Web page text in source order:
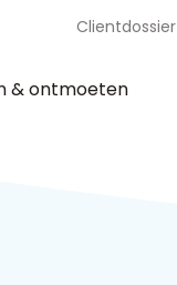
Clientdossier
& ontmoeten